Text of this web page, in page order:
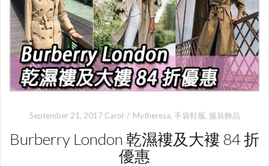
September 21, 2017 Carol Mytheresa, 手袋鞋履, 服裝飾品
Burberry London 乾濕褸及大褸 84 折
優惠